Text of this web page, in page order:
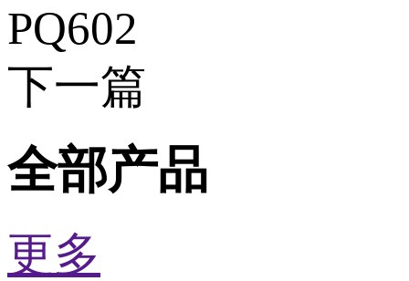
PQ602
下一篇
全部产品
更多